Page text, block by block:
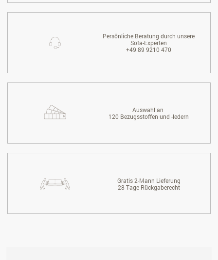
Persönliche Beratung durch unsere
Sofa-Experten
+49 89 9210 470
Auswahl an
120 Bezugsstoffen und -ledern
Gratis 2-Mann Lieferung
28 Tage Rückgaberecht